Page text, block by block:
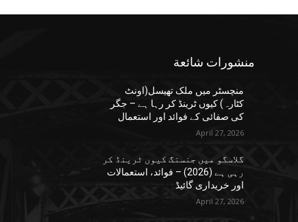
منشورات شائعة
منچسٹر میں ملک تھیسل(اونٹ
کٹارہ) کیوں ٹرینڈ کر رہا ہے – جگر
کی صفائی کے فوائد اور استعمال
April 27, 2026
گلاسگو میں جنسنگ کیوں ٹرینڈ کر
رہی ہے (2026) – فوائد، استعمالات
اور خریداری گائیڈ
April 27, 2026